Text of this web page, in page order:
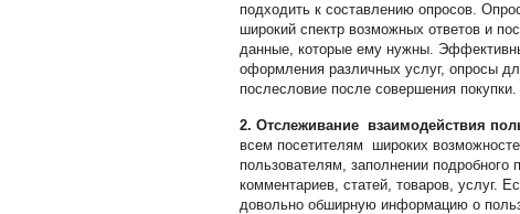
подходить к составлению опросов.
широкий спектр возможных ответов и
данные, которые ему нужны.
оформления различных услуг, опросы
послесловие после совершения покупки.
2. Отслеживание взаимодействия
всем посетителям широких
пользователям, заполнении
комментариев, статей, товаров, услуг.
довольно обширную информацию о